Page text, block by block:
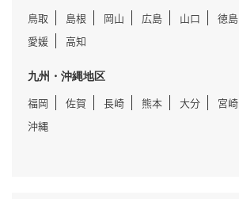
鳥取
島根 岡山 広島 山口 徳島
愛媛
高知
九州・沖縄地区
福岡
佐賀 長崎 熊本 大分 宮崎
沖縄